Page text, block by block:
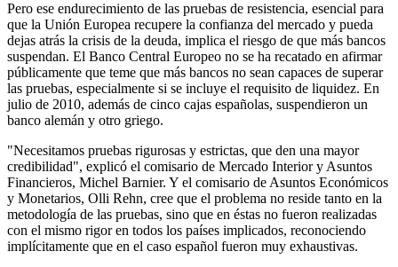
Pero ese endurecimiento de las pruebas de resistencia, esencial para
que la Unión Europea recupere la confianza del mercado y pueda
dejas atrás la crisis de la deuda, implica el riesgo de que más bancos
suspendan. El Banco Central Europeo no se ha recatado en afirmar
públicamente que teme que más bancos no sean capaces de superar
las pruebas, especialmente si se incluye el requisito de liquidez. En
julio de 2010, además de cinco cajas españolas, suspendieron un
banco alemán y otro griego.
"Necesitamos pruebas rigurosas y estrictas, que den una mayor
credibilidad", explicó el comisario de Mercado Interior y Asuntos
Financieros, Michel Barnier. Y el comisario de Asuntos Económicos
y Monetarios, Olli Rehn, cree que el problema no reside tanto en la
metodología de las pruebas, sino que en éstas no fueron realizadas
con el mismo rigor en todos los países implicados, reconociendo
implícitamente que en el caso español fueron muy exhaustivas.